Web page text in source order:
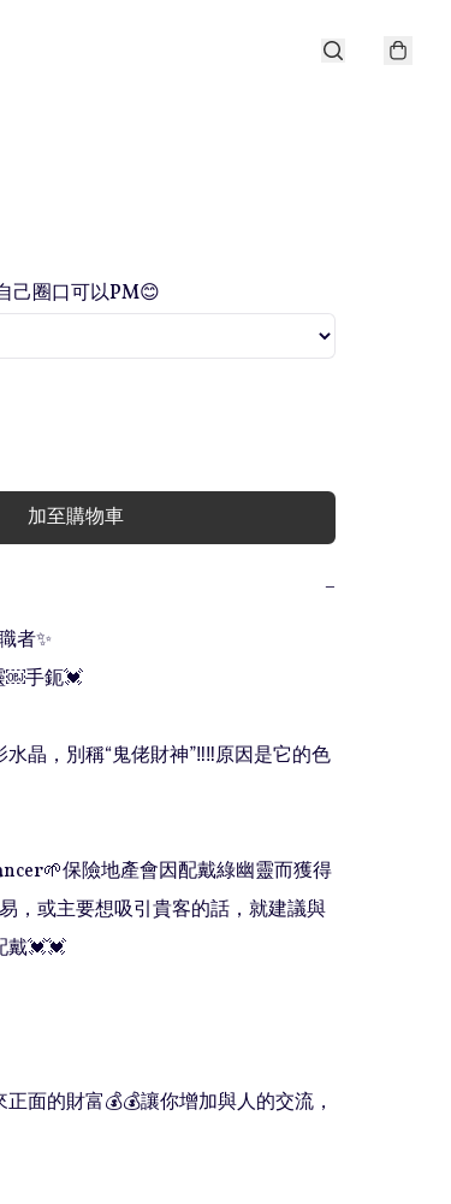
己圈口可以PM😊
加至購物車
−
者✨
￼手鈪💓
晶，別稱“鬼佬財神”‼️‼️原因是它的色
保險地產會因配戴綠幽靈而獲得
，或主要想吸引貴客的話，就建議與
戴💓💓
面的財富💰💰讓你增加與人的交流，